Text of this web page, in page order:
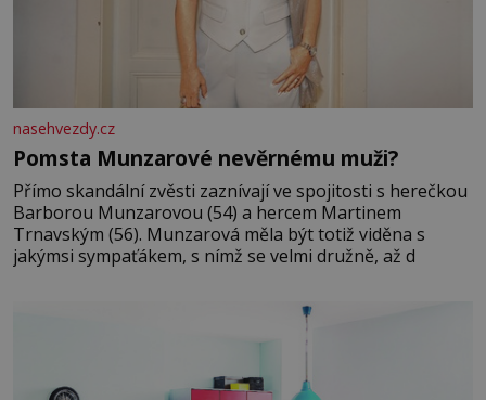
nasehvezdy.cz
Pomsta Munzarové nevěrnému muži?
Přímo skandální zvěsti zaznívají ve spojitosti s herečkou
Barborou Munzarovou (54) a hercem Martinem
Trnavským (56). Munzarová měla být totiž viděna s
jakýmsi sympaťákem, s nímž se velmi družně, až d